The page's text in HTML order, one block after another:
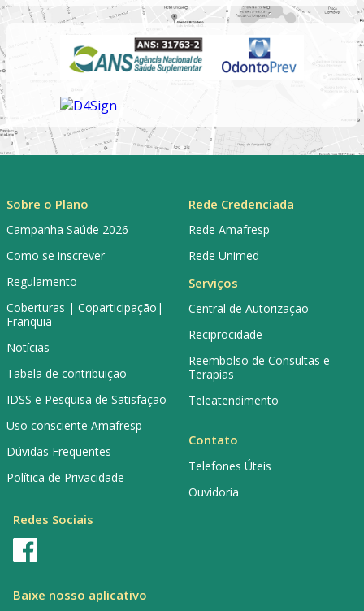
Sobre o Plano
Campanha Saúde 2026
Como se inscrever
Regulamento
Coberturas | Coparticipação|
Franquia
Notícias
Tabela de contribuição
IDSS e Pesquisa de Satisfação
Uso consciente Amafresp
Dúvidas Frequentes
Política de Privacidade
Rede Credenciada
Rede Amafresp
Rede Unimed
Serviços
Central de Autorização
Reciprocidade
Reembolso de Consultas e
Terapias
Teleatendimento
Contato
Telefones Úteis
Ouvidoria
Redes Sociais
Baixe nosso aplicativo